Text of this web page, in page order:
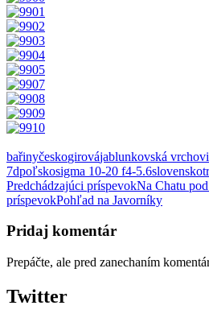
bařinyčeskogirovájablunkovská
7dpoľskosigma 10-20 f4-5.6slovensko
Navigácia
článkami
Predchádzajúci príspevokNa Chatu
príspevokPohľad na Javorníky
Pridaj komentár
Prepáčte, ale pred zanechaním
Twitter